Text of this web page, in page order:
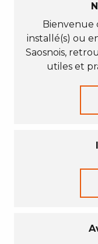
Bienvenue
installé(s) ou
Saosnois,
utiles et